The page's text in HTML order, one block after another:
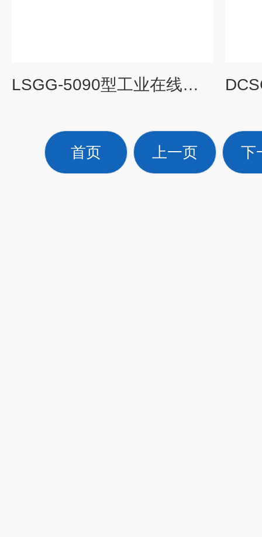
LSGG-5090型工业在线硅磷酸根检测仪 磷硅酸根监测仪
首页 上一页 下